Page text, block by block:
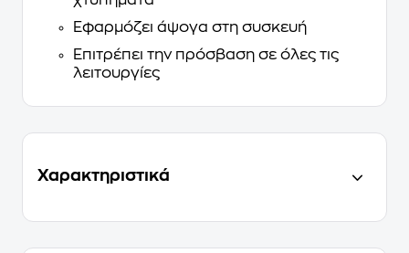
Εφαρμόζει άψογα στη συσκευή
Επιτρέπει την πρόσβαση σε όλες τις
λειτουργίες
Χαρακτηριστικά